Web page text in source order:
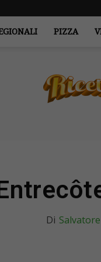
PIZZA
Di